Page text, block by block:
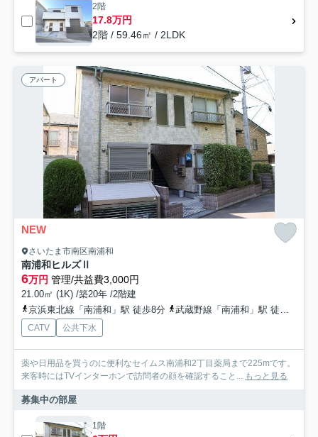
2階
17.8万円
2階 / 59.46㎡ / 2LDK
アパート
NEW
さいたま市南区南浦和
南浦和ヒルズⅡ
6万円 管理/共益費3,000円
21.00㎡ (1K) /築20年 /2階建
京浜東北線「南浦和」駅 徒歩8分
武蔵野線「南浦和」駅 徒歩8分
CATV 公共下水
薬や日用品を買うのに便利なセイムス南浦和2丁目薬局まで225mです。
来客時にはTVインターホンで訪問者の顔を確認すること... もっと見る
募集中の部屋
1階